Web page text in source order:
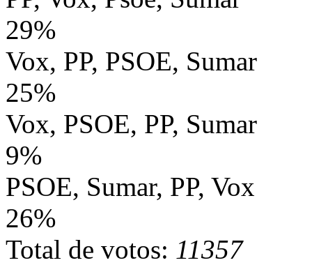
29%
Vox, PP, PSOE, Sumar
25%
Vox, PSOE, PP, Sumar
9%
PSOE, Sumar, PP, Vox
26%
Total de votos: 11357